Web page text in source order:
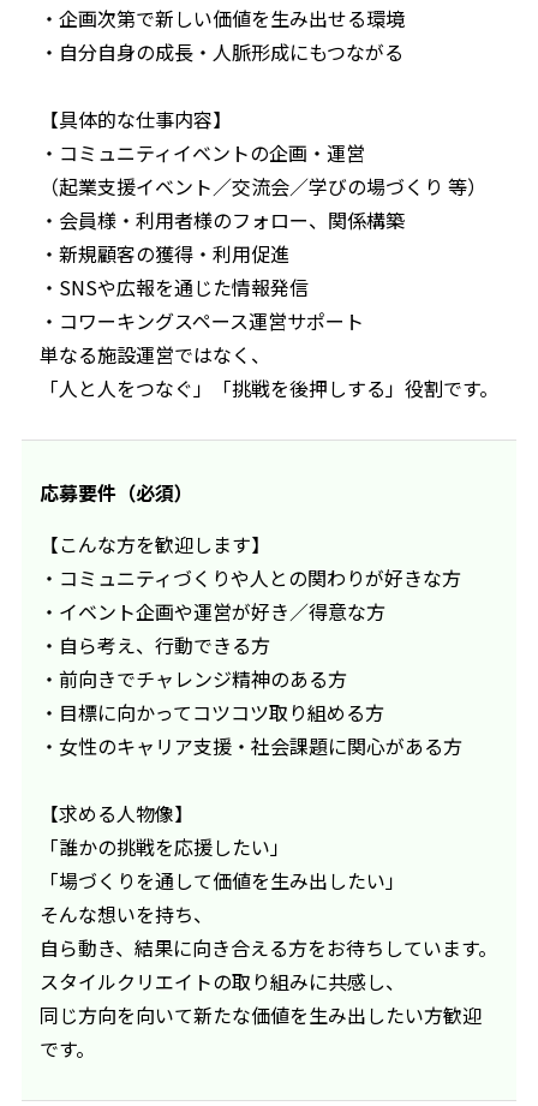
・企画次第で新しい価値を生み出せる環境
・自分自身の成長・人脈形成にもつながる
【具体的な仕事内容】
・コミュニティイベントの企画・運営
（起業支援イベント／交流会／学びの場づくり 等）
・会員様・利用者様のフォロー、関係構築
・新規顧客の獲得・利用促進
・SNSや広報を通じた情報発信
・コワーキングスペース運営サポート
単なる施設運営ではなく、
「人と人をつなぐ」「挑戦を後押しする」役割です。
応募要件（必須）
【こんな方を歓迎します】
・コミュニティづくりや人との関わりが好きな方
・イベント企画や運営が好き／得意な方
・自ら考え、行動できる方
・前向きでチャレンジ精神のある方
・目標に向かってコツコツ取り組める方
・女性のキャリア支援・社会課題に関心がある方
【求める人物像】
「誰かの挑戦を応援したい」
「場づくりを通して価値を生み出したい」
そんな想いを持ち、
自ら動き、結果に向き合える方をお待ちしています。
スタイルクリエイトの取り組みに共感し、
同じ方向を向いて新たな価値を生み出したい方歓迎
です。